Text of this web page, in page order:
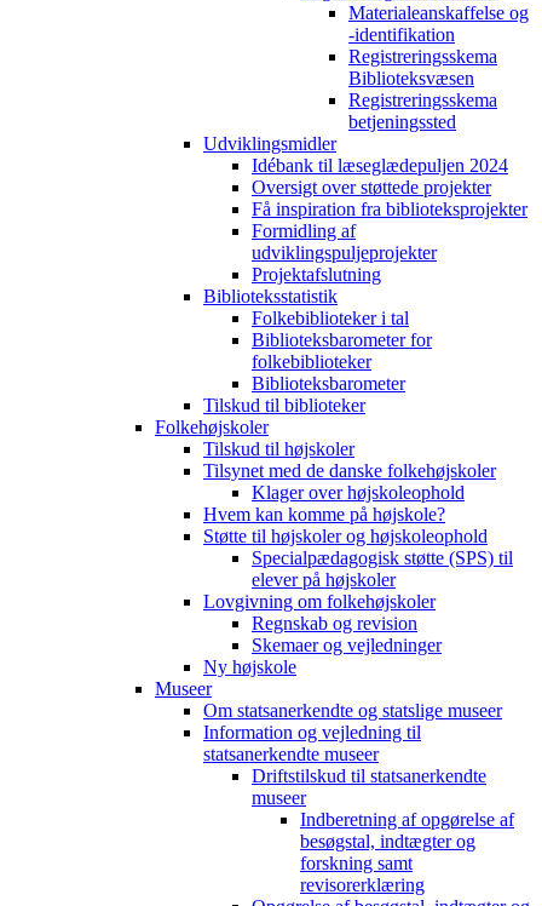
Materialeanskaffelse og
-identifikation
Registreringsskema
Biblioteksvæsen
Registreringsskema
betjeningssted
Udviklingsmidler
Idébank til læseglædepuljen 2024
Oversigt over støttede projekter
Få inspiration fra biblioteksprojekter
Formidling af
udviklingspuljeprojekter
Projektafslutning
Biblioteksstatistik
Folkebiblioteker i tal
Biblioteksbarometer for
folkebiblioteker
Biblioteksbarometer
Tilskud til biblioteker
Folkehøjskoler
Tilskud til højskoler
Tilsynet med de danske folkehøjskoler
Klager over højskoleophold
Hvem kan komme på højskole?
Støtte til højskoler og højskoleophold
Specialpædagogisk støtte (SPS) til
elever på højskoler
Lovgivning om folkehøjskoler
Regnskab og revision
Skemaer og vejledninger
Ny højskole
Museer
Om statsanerkendte og statslige museer
Information og vejledning til
statsanerkendte museer
Driftstilskud til statsanerkendte
museer
Indberetning af opgørelse af
besøgstal, indtægter og
forskning samt
revisorerklæring